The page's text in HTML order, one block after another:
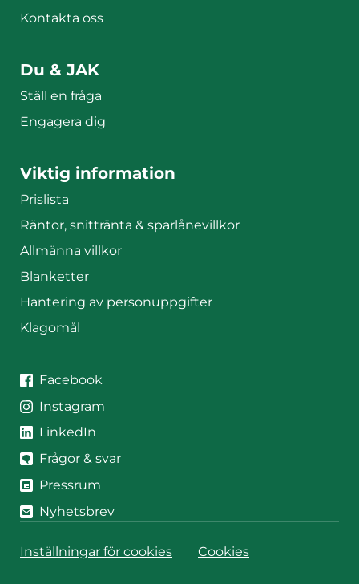
Kontakta oss
Du & JAK
Ställ en fråga
Engagera dig
Viktig information
Prislista
Räntor, snittränta & sparlånevillkor
Allmänna villkor
Blanketter
Hantering av personuppgifter
Klagomål
JAK på sociala medier
JAK på
Facebook
JAK på
Instagram
JAK på
LinkedIn
Frågor & svar
Pressrum
Nyhetsbrev
Inställningar för cookies Cookies